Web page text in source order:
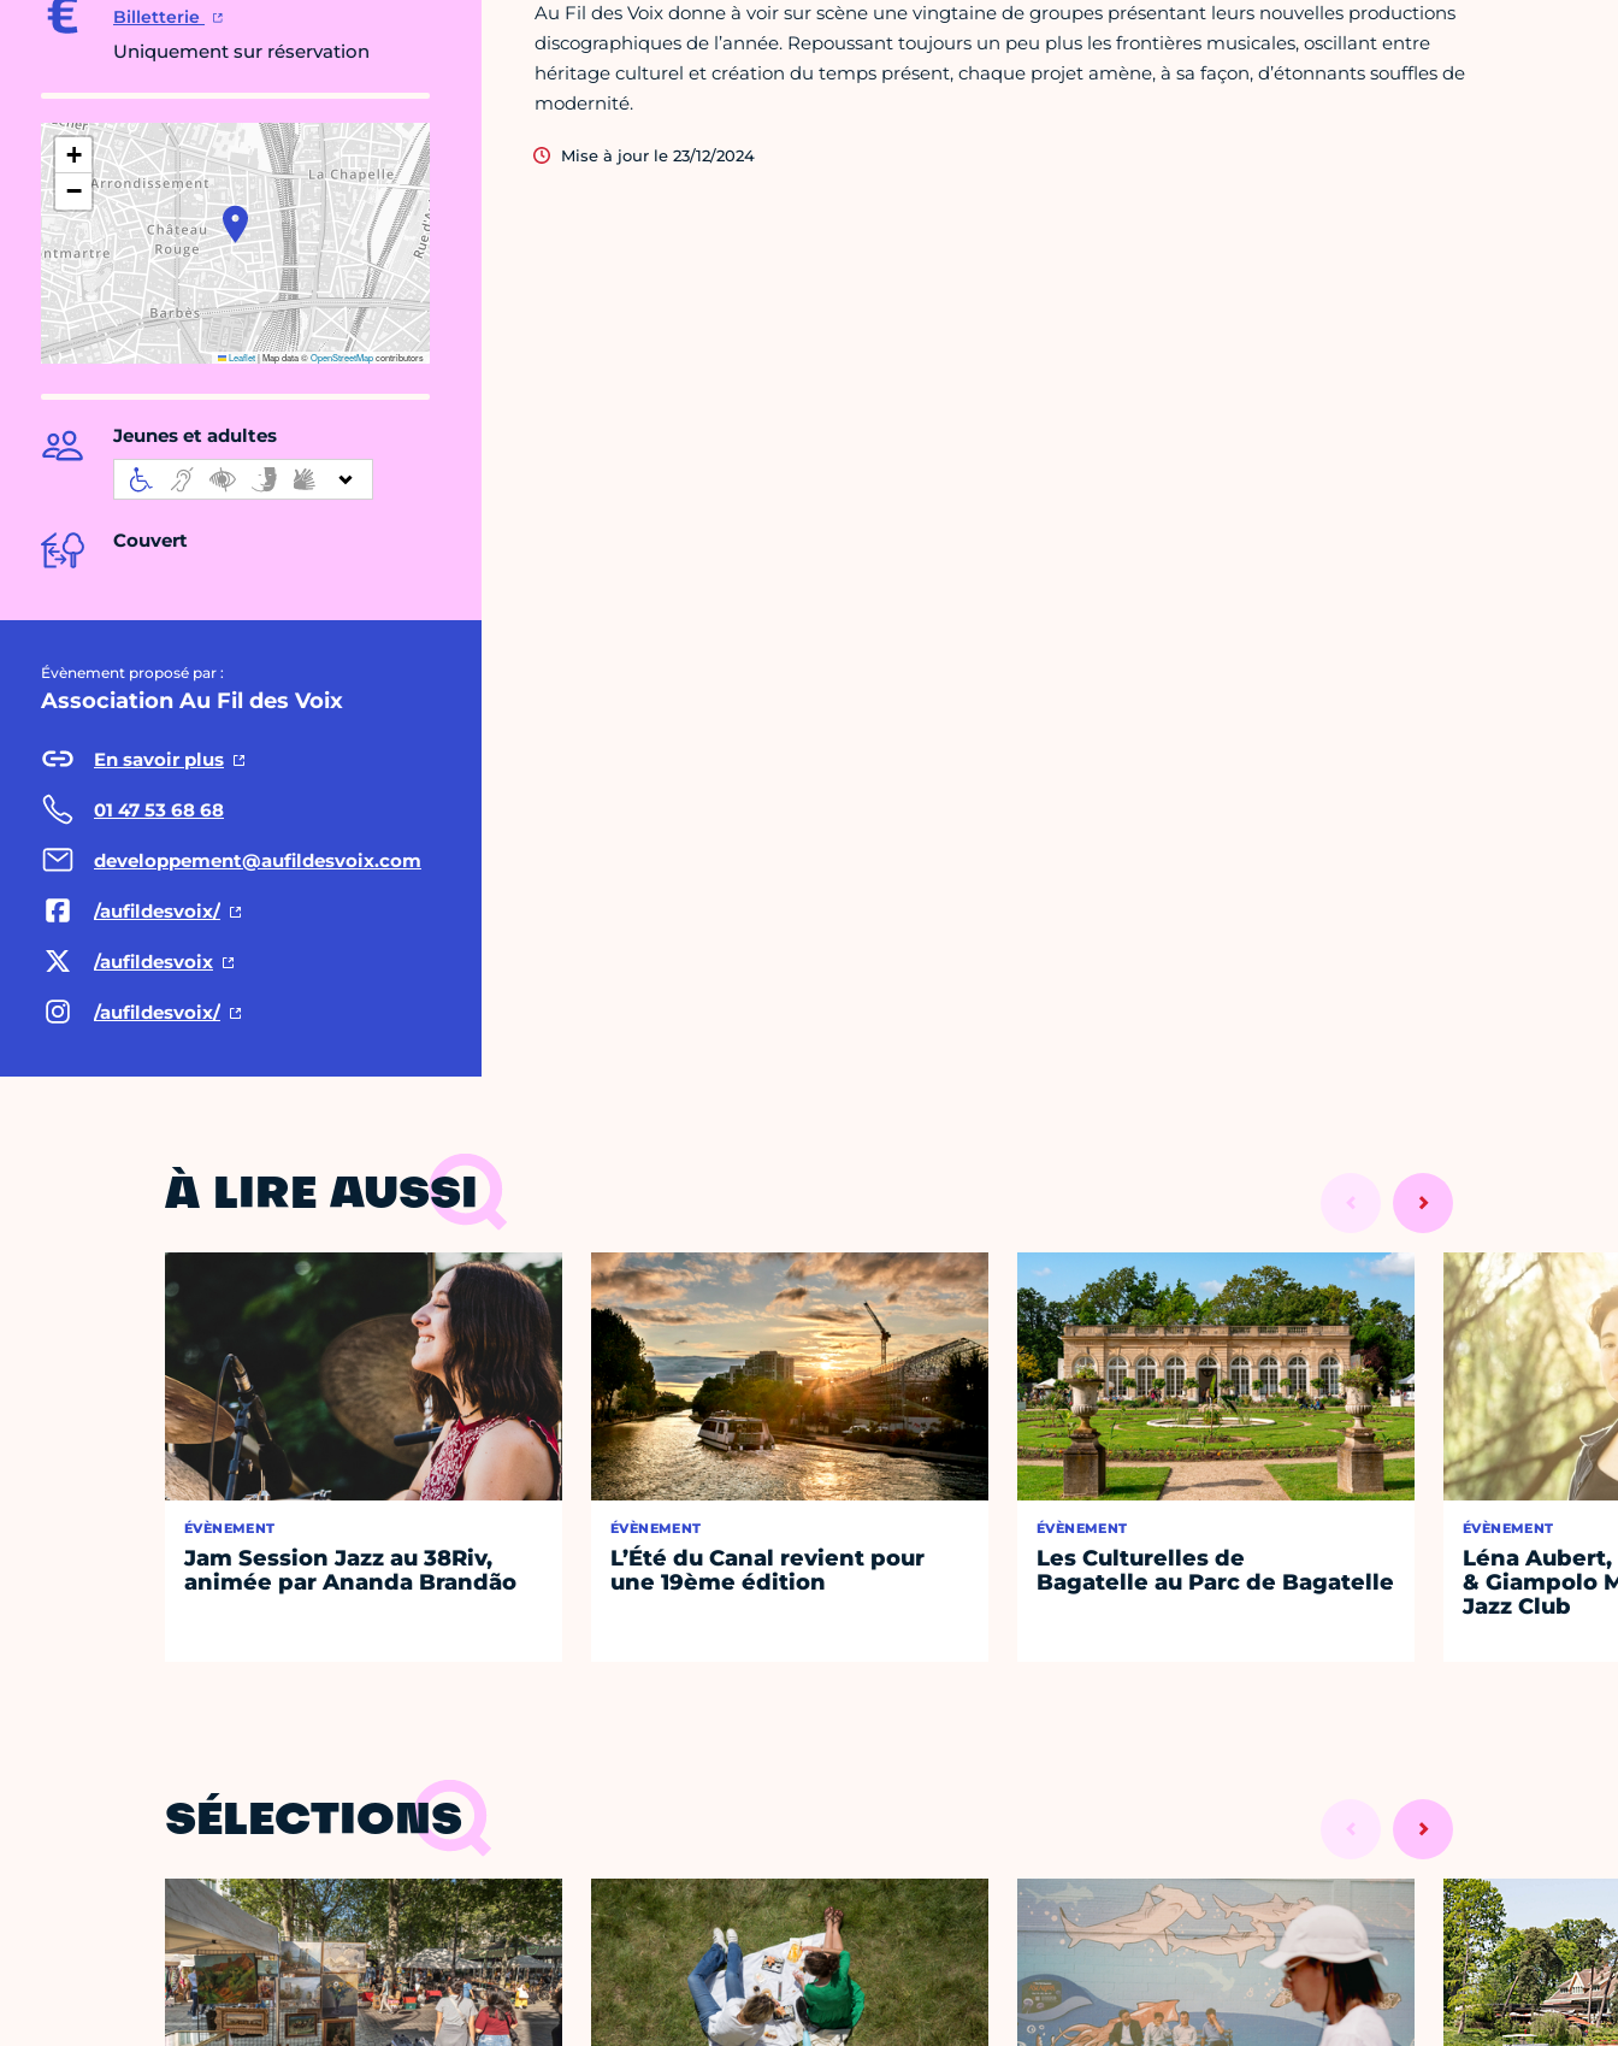
Billetterie
Uniquement sur réservation
+
−
Leaflet|Map data ©OpenStreetMapcontributors
Jeunes et adultes
Couvert
Évènement proposé par :
Association Au Fil des Voix
En savoir plus
01 47 53 68 68
developpement@aufildesvoix.com
/aufildesvoix/
/aufildesvoix
/aufildesvoix/
Au Fil des Voix donne à voir sur scène une vingtaine de groupes présentant leurs nouvelles productions
discographiques de l’année. Repoussant toujours un peu plus les frontières musicales, oscillant entre
héritage culturel et création du temps présent, chaque projet amène, à sa façon, d’étonnants souffles de
modernité.
Mise à jour le 23/12/2024
À LIRE AUSSI
ÉVÈNEMENT
Jam Session Jazz au 38Riv,
animée par Ananda Brandão
ÉVÈNEMENT
L’Été du Canal revient pour
une 19ème édition
ÉVÈNEMENT
Les Culturelles de
Bagatelle au Parc de Bagatelle
ÉVÈNEMENT
Léna
& Giampolo
Jazz Club
SÉLECTIONS